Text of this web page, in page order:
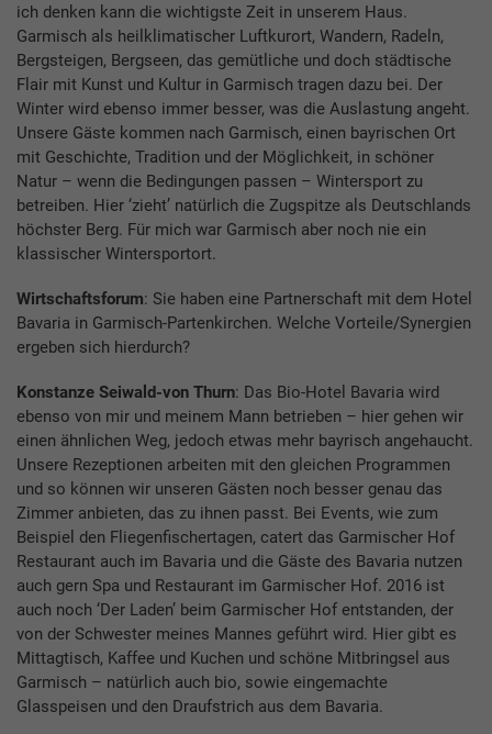
ich denken kann die wichtigste Zeit in unserem Haus.
Garmisch als heilklimatischer Luftkurort, Wandern, Radeln,
Bergsteigen, Bergseen, das gemütliche und doch städtische
Flair mit Kunst und Kultur in Garmisch tragen dazu bei. Der
Winter wird ebenso immer besser, was die Auslastung angeht.
Unsere Gäste kommen nach Garmisch, einen bayrischen Ort
mit Geschichte, Tradition und der Möglichkeit, in schöner
Natur – wenn die Bedingungen passen – Wintersport zu
betreiben. Hier ‘zieht’ natürlich die Zugspitze als Deutschlands
höchster Berg. Für mich war Garmisch aber noch nie ein
klassischer Wintersportort.
Wirtschaftsforum: Sie haben eine Partnerschaft mit dem Hotel
Bavaria in Garmisch-Partenkirchen. Welche Vorteile/Synergien
ergeben sich hierdurch?
Konstanze Seiwald-von Thurn: Das Bio-Hotel Bavaria wird
ebenso von mir und meinem Mann betrieben – hier gehen wir
einen ähnlichen Weg, jedoch etwas mehr bayrisch angehaucht.
Unsere Rezeptionen arbeiten mit den gleichen Programmen
und so können wir unseren Gästen noch besser genau das
Zimmer anbieten, das zu ihnen passt. Bei Events, wie zum
Beispiel den Fliegenfischertagen, catert das Garmischer Hof
Restaurant auch im Bavaria und die Gäste des Bavaria nutzen
auch gern Spa und Restaurant im Garmischer Hof. 2016 ist
auch noch ‘Der Laden’ beim Garmischer Hof entstanden, der
von der Schwester meines Mannes geführt wird. Hier gibt es
Mittagtisch, Kaffee und Kuchen und schöne Mitbringsel aus
Garmisch – natürlich auch bio, sowie eingemachte
Glasspeisen und den Draufstrich aus dem Bavaria.